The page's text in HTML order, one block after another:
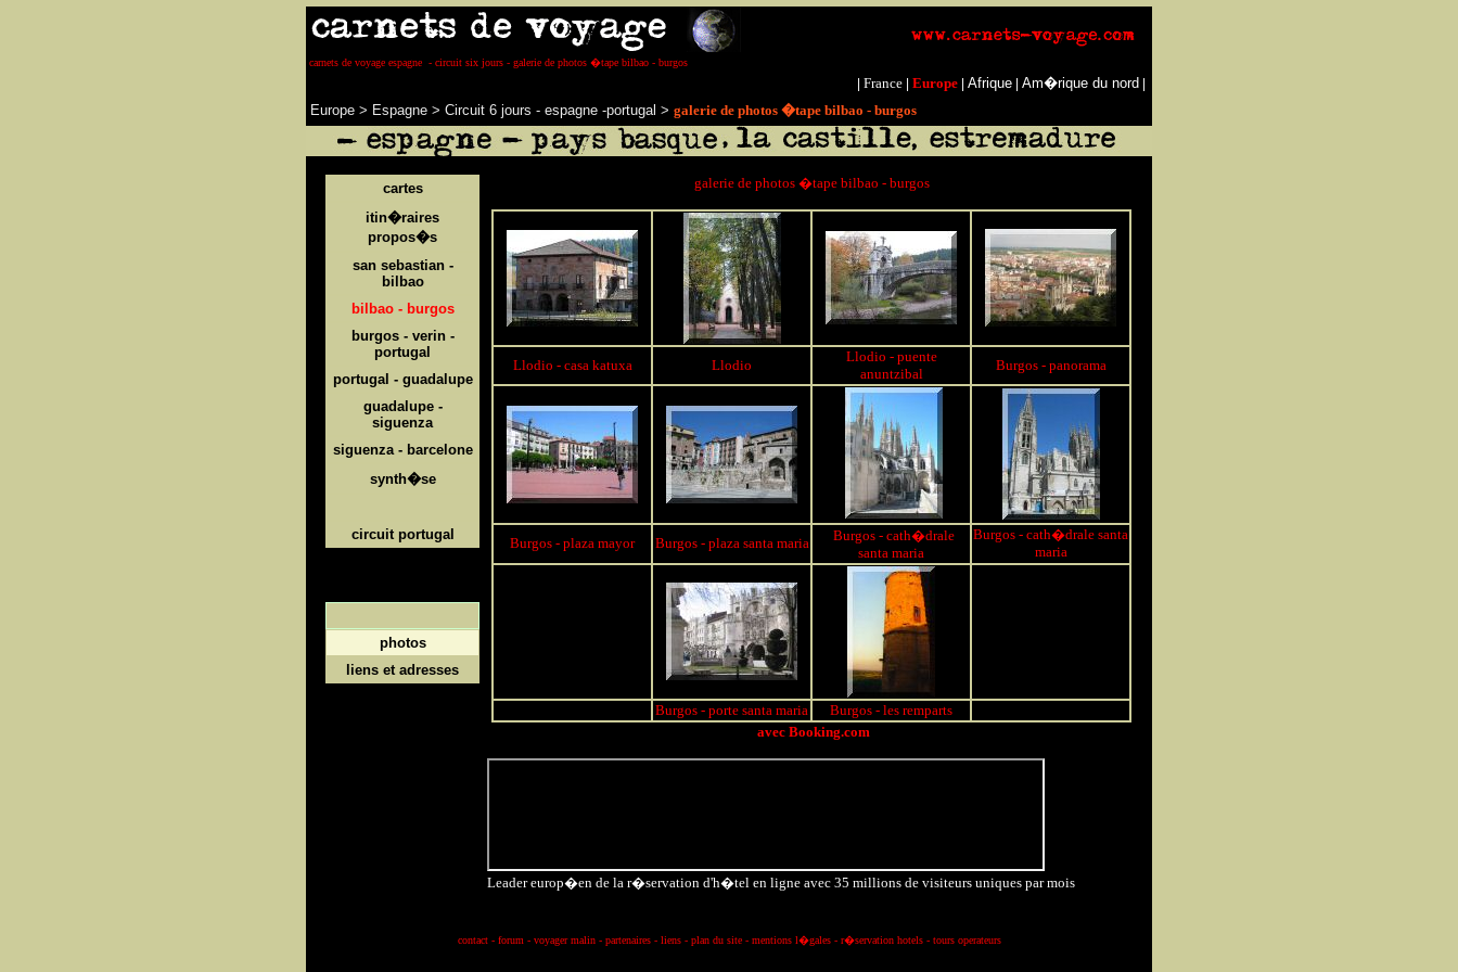
carnets de voyage espagne - circuit six jours - galerie de photos �tape bilbao - burgos
France Europe Afrique Am�rique du nord
Europe > Espagne > Circuit 6 jours - espagne -portugal > galerie de photos �tape bilbao - burgos
cartes
itin�raires
propos�s
san sebastian -
bilbao
bilbao - burgos
burgos - verin -
portugal
portugal - guadalupe
guadalupe -
siguenza
siguenza - barcelone
synth�se
circuit portugal
photos
liens et adresses
galerie de photos �tape bilbao - burgos
Llodio - casa katuxa Llodio
Llodio - puente
anuntzibal
Burgos - panorama
Burgos - plaza mayor Burgos - plaza santa maria
Burgos - cath�drale
santa maria
Burgos - cath�drale santa
maria
Burgos - porte santa maria
Burgos - les remparts
avec Booking.com
Leader europ�en de la r�servation d'h�tel en ligne avec 35 millions de visiteurs uniques par mois
contact- forum - voyager malin- partenaires- liens- plan du site- mentions l�gales- r�servation hotels- tours operateurs